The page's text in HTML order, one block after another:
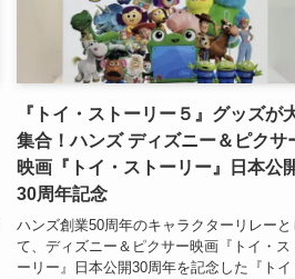
『トイ・ストーリー５』グッズが
集合！ハンズ ディズニー＆ピクサ
映画『トイ・ストーリー』日本公
30周年記念
ハンズ創業50周年のキャラクターリレーと
て、ディズニー＆ピクサー映画『トイ・ス
ーリー』日本公開30周年を記念した『トイ